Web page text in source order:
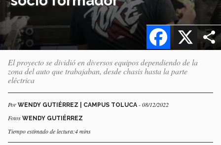
X
Facebook
El proyecto se dividió en diversos equipos dependiendo de la
zona del auto que trabajaban, desde chasis hasta la parte
eléctrica
Por WENDY GUTIÉRREZ | CAMPUS TOLUCA - 08/12/2022
Fotos WENDY GUTIÉRREZ
Tiempo estimado de lectura:4 mins